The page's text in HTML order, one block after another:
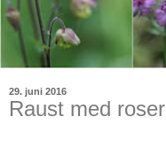
29. juni 2016
Raust med roser